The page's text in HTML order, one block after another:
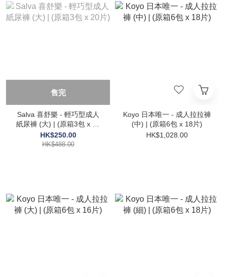
售完
Salva 喜舒樂 - 輕巧型成人
紙尿褲 (大) | (原箱3包 x 20
片)
HK$250.00
HK$488.00
Koyo 日本唯一 - 成人拉拉褲
(中) | (原箱6包 x 18片)
HK$1,028.00